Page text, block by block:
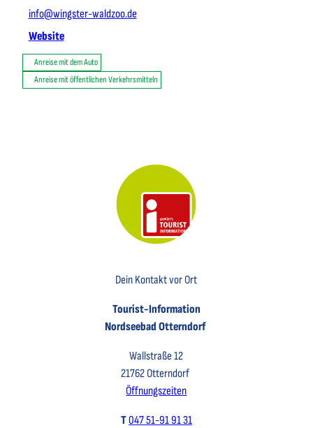
info@wingster-waldzoo.de
Website
Anreise mit dem Auto
Anreise mit öffentlichen Verkehrsmitteln
Dein Kontakt vor Ort
Tourist-Information
Nordseebad Otterndorf
Wallstraße 12
21762 Otterndorf
Öffnungszeiten
T047 51-91 91 31